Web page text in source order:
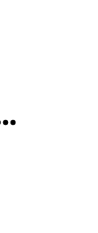
Варенья и соленья